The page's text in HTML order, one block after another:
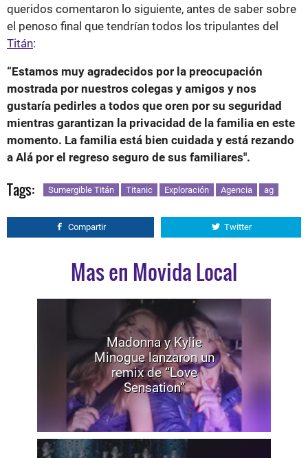
queridos comentaron lo siguiente, antes de saber sobre
el penoso final que tendrían todos los tripulantes del
Titán:
“Estamos muy agradecidos por la preocupación
mostrada por nuestros colegas y amigos y nos
gustaría pedirles a todos que oren por su seguridad
mientras garantizan la privacidad de la familia en este
momento. La familia está bien cuidada y está rezando
a Alá por el regreso seguro de sus familiares".
Tags: Sumergible Titán Titanic Exploración Agencia ag
Compartir Twitter
Mas en Movida Local
Madonna y Kylie
Minogue lanzaron un
remix de “Love
Sensation”